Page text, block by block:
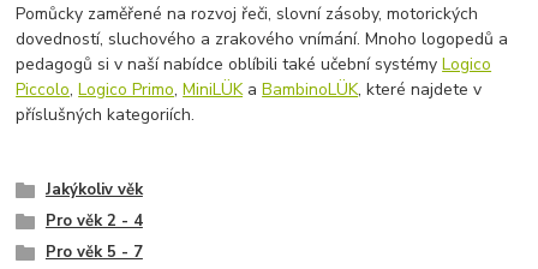
Pomůcky zaměřené na rozvoj řeči, slovní zásoby, motorických
dovedností, sluchového a zrakového vnímání. Mnoho logopedů a
pedagogů si v naší nabídce oblíbili také učební systémyLogico
Piccolo,Logico Primo,MiniLÜKaBambinoLÜK, které najdete v
příslušných kategoriích.
Jakýkoliv věk
Pro věk 2 - 4
Pro věk 5 - 7